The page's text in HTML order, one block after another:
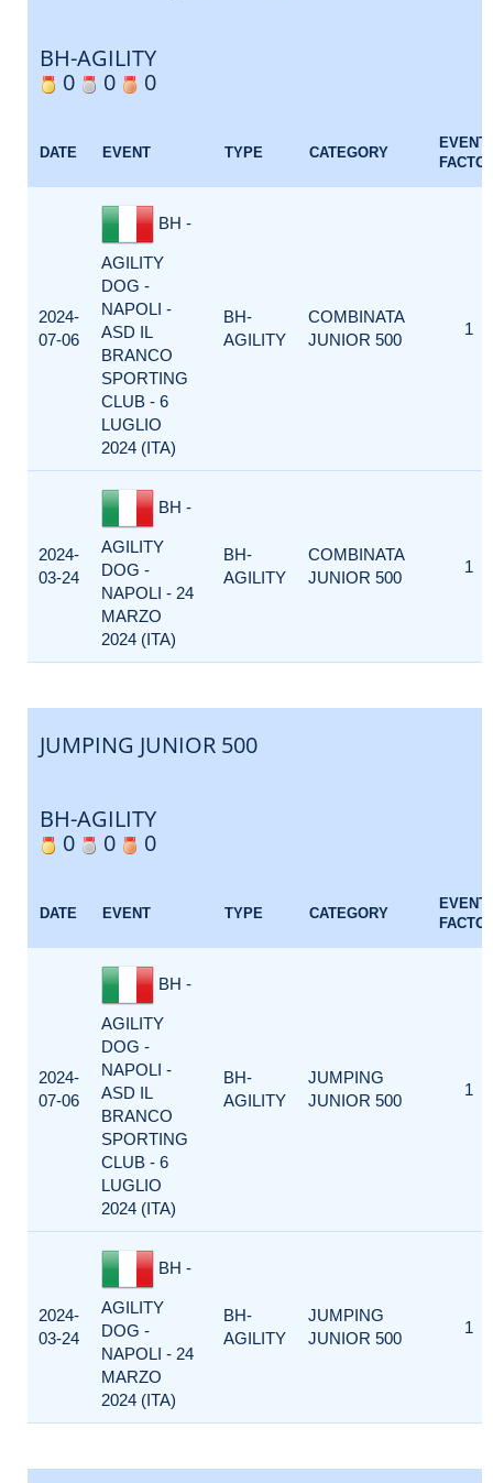
BH-AGILITY
0
0 0
DATE EVENT TYPE CATEGORY
EVENT
2024-
07-06
BH -
AGILITY
DOG -
NAPOLI -
ASD IL
BRANCO
SPORTING
CLUB - 6
LUGLIO
2024 (ITA)
BH-
AGILITY
COMBINATA
JUNIOR 500
1
2024-
03-24
BH -
AGILITY
DOG -
NAPOLI - 24
MARZO
2024 (ITA)
BH-
AGILITY
COMBINATA
JUNIOR 500
1
JUMPING JUNIOR 500
BH-AGILITY
0
0 0
DATE EVENT TYPE CATEGORY
EVENT
2024-
07-06
BH -
AGILITY
DOG -
NAPOLI -
ASD IL
BRANCO
SPORTING
CLUB - 6
LUGLIO
2024 (ITA)
BH-
AGILITY
JUMPING
JUNIOR 500
1
2024-
03-24
BH -
AGILITY
DOG -
NAPOLI - 24
MARZO
2024 (ITA)
BH-
AGILITY
JUMPING
JUNIOR 500
1